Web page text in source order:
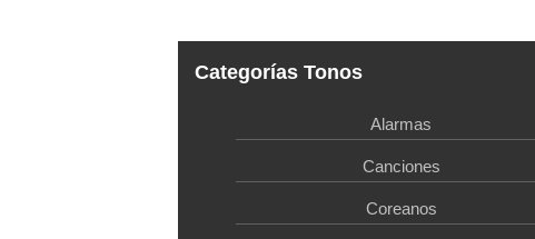
Categorías Tonos
Alarmas
Canciones
Coreanos